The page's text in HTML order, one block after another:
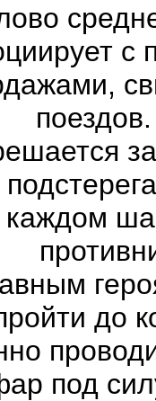
с
до
под